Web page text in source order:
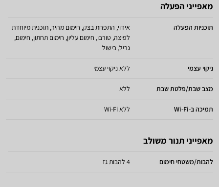
מאפייני הפעלה
תוכניות הפעלה
אידוי, התפחת בצק, חימום מהיר, תוכנית מיוחדת
לפיצה, טורבו, חימום עליון, חימום תחתון, חימום,
גריל, בישול
ניקוי עצמי ללא ניקוי עצמי
מצב שבת/פלטת שבת ללא
תמיכה ב-Wi-Fi ללא Wi-Fi
מאפייני תנור משולב
להבות/משטחי חימום 4 להבות גז